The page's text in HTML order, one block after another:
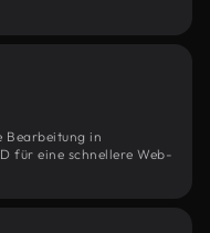
Bearbeitung in
für eine schnellere Web-